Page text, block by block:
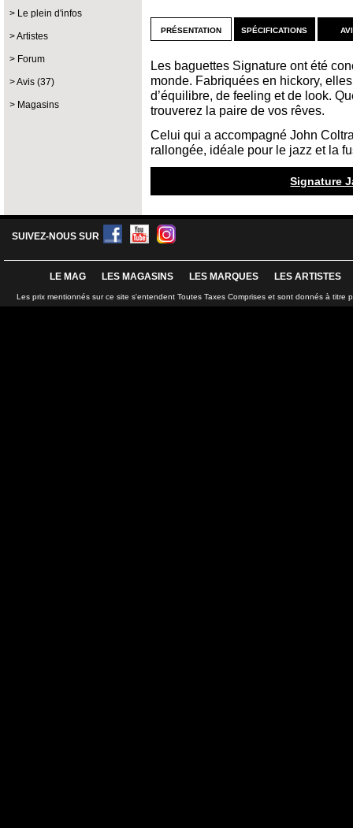
Le plein d'infos
Artistes
Forum
Avis (37)
Magasins
présentation
Les baguettes Signature ont été
monde. Fabriquées en hickory,
d’équilibre, de feeling et de look.
trouverez la paire de vos rêves.
Celui qui a accompagné John
rallongée, idéale pour le jazz et la
spécifications
Signature
SUIVEZ-NOUS SUR
LE MAG LES MAGASINS LES MARQUES LES ARTISTES
Les prix mentionnés sur ce site s'entendent Toutes Taxes Comprises et sont donnés à